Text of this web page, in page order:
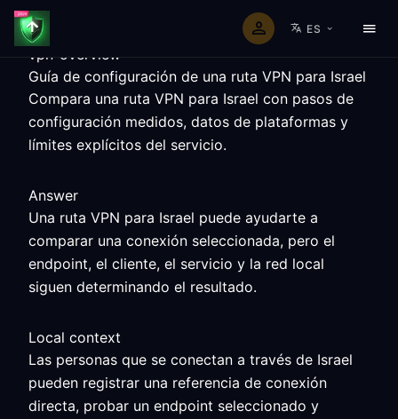
ES
vpn-overview
Guía de configuración de una ruta VPN para Israel
Compara una ruta VPN para Israel con pasos de
configuración medidos, datos de plataformas y
límites explícitos del servicio.
Answer
Una ruta VPN para Israel puede ayudarte a
comparar una conexión seleccionada, pero el
endpoint, el cliente, el servicio y la red local
siguen determinando el resultado.
Local context
Las personas que se conectan a través de Israel
pueden registrar una referencia de conexión
directa, probar un endpoint seleccionado y